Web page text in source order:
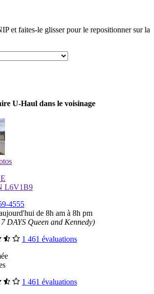
et faites-le glisser pour le repositionner sur la
U-Haul dans le voisinage
L6V1B9
4555
de 8h am à 8h pm
DAYS Queen and Kennedy)
1 461 évaluations
1 461 évaluations